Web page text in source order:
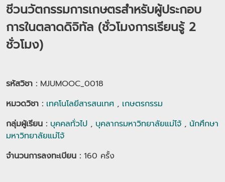
ชีวนวัตกรรมการเกษตรสําหรับผู้ประกอบ
การในตลาดดิจิทัล (ชั่วโมงการเรียนรู้ 2
ชั่วโมง)
รหัสวิชา : MJUMOOC_0018
หมวดวิชา : เทคโนโลยีสารสนเทศ , เกษตรกรรม
กลุ่มผู้เรียน : บุคคลทั่วไป , บุคลากรมหาวิทยาลัยแม่โจ้ , นักศึกษา
มหาวิทยาลัยแม่โจ้
จำนวนการลงทะเบียน : 160 ครั้ง